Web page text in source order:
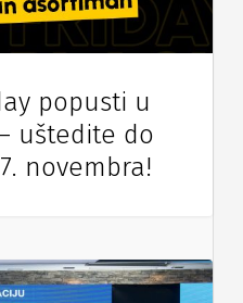
popusti u
uštedite do
novembra!